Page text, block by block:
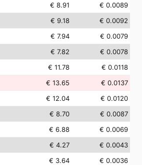
€ 8.91
€ 0.0089
€ 9.18
€ 0.0092
€ 7.94
€ 0.0079
€ 7.82
€ 0.0078
€ 11.78
€ 0.0118
€ 13.65
€ 0.0137
€ 12.04
€ 0.0120
€ 8.70
€ 0.0087
€ 6.88
€ 0.0069
€ 4.27
€ 0.0043
€ 3.64
€ 0.0036